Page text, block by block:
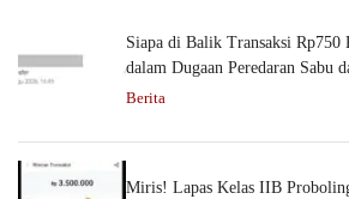
Siapa di Balik Transaksi Rp750
dalam Dugaan Peredaran Sabu
Berita
Miris! Lapas Kelas IIB